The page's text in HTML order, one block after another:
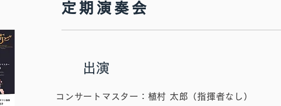
定期演奏会
​出演
コンサートマスター：植村 太郎（指揮者なし）